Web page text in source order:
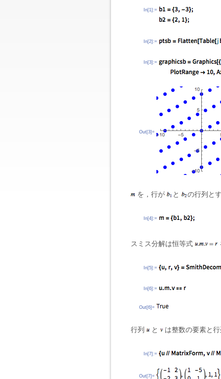
In[1]:=
In[2]:=
In[3]:=
Out[3]=
を，行が と の行列と
In[4]:=
スミス分解は恒等式
In[5]:=
In[6]:=
Out[6]=
行列 と は整数の要素と
In[7]:=
Out[7]=